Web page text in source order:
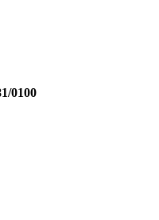
0100